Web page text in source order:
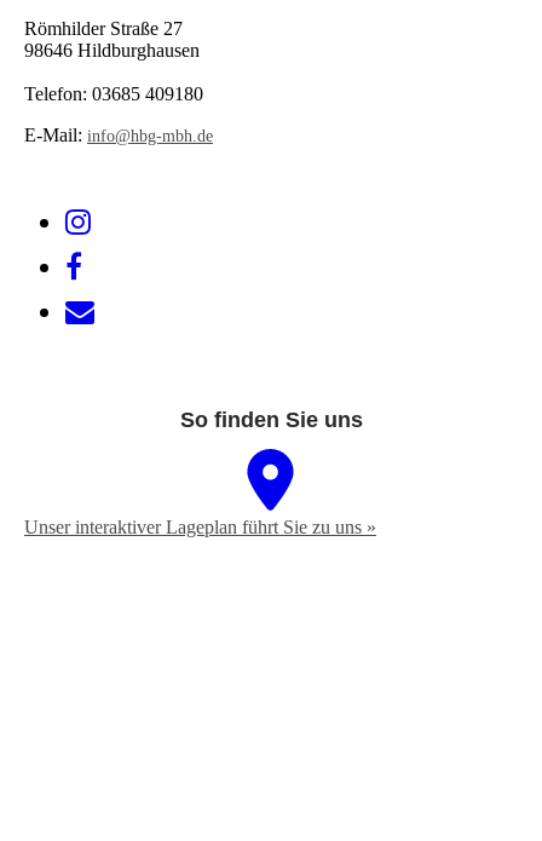
Römhilder Straße 27
98646 Hildburghausen
Telefon: 03685 409180
E-Mail: info@hbg-mbh.de
So finden Sie uns
Unser interaktiver La­ge­plan führt Sie zu uns »